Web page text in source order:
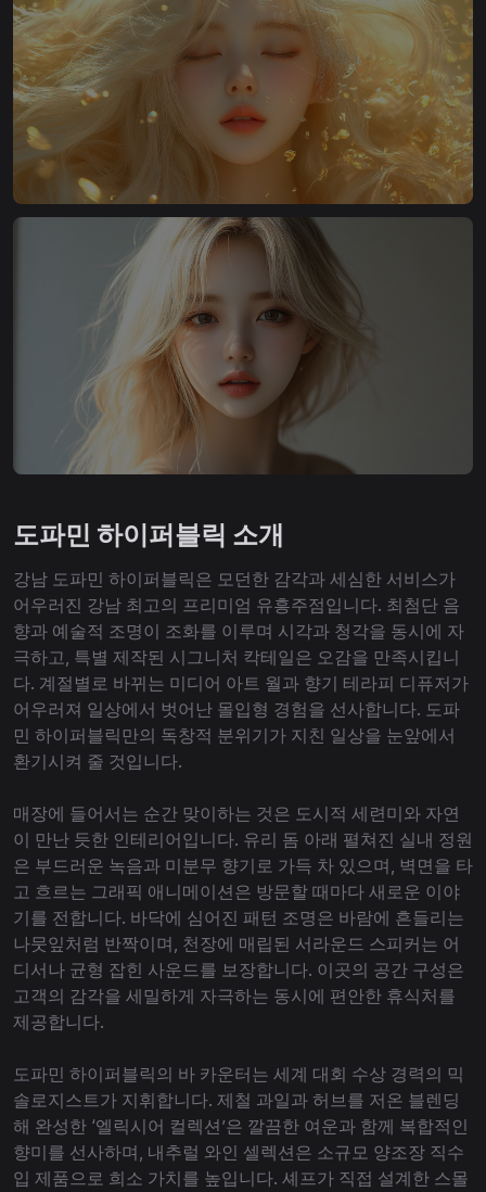
도파민 하이퍼블릭 소개
강남 도파민 하이퍼블릭은 모던한 감각과 세심한 서비스가
어우러진 강남 최고의 프리미엄 유흥주점입니다. 최첨단 음
향과 예술적 조명이 조화를 이루며 시각과 청각을 동시에 자
극하고, 특별 제작된 시그니처 칵테일은 오감을 만족시킵니
다. 계절별로 바뀌는 미디어 아트 월과 향기 테라피 디퓨저가
어우러져 일상에서 벗어난 몰입형 경험을 선사합니다. 도파
민 하이퍼블릭만의 독창적 분위기가 지친 일상을 눈앞에서
환기시켜 줄 것입니다.
매장에 들어서는 순간 맞이하는 것은 도시적 세련미와 자연
이 만난 듯한 인테리어입니다. 유리 돔 아래 펼쳐진 실내 정원
은 부드러운 녹음과 미분무 향기로 가득 차 있으며, 벽면을 타
고 흐르는 그래픽 애니메이션은 방문할 때마다 새로운 이야
기를 전합니다. 바닥에 심어진 패턴 조명은 바람에 흔들리는
나뭇잎처럼 반짝이며, 천장에 매립된 서라운드 스피커는 어
디서나 균형 잡힌 사운드를 보장합니다. 이곳의 공간 구성은
고객의 감각을 세밀하게 자극하는 동시에 편안한 휴식처를
제공합니다.
도파민 하이퍼블릭의 바 카운터는 세계 대회 수상 경력의 믹
솔로지스트가 지휘합니다. 제철 과일과 허브를 저온 블렌딩
해 완성한 ‘엘릭시어 컬렉션’은 깔끔한 여운과 함께 복합적인
향미를 선사하며, 내추럴 와인 셀렉션은 소규모 양조장 직수
입 제품으로 희소 가치를 높입니다. 셰프가 직접 설계한 스몰